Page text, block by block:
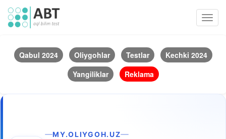
Qabul 2024 Oliygohlar Testlar
Kechki 2024
Yangiliklar
Reklama
MY.OLIYGOH.UZ